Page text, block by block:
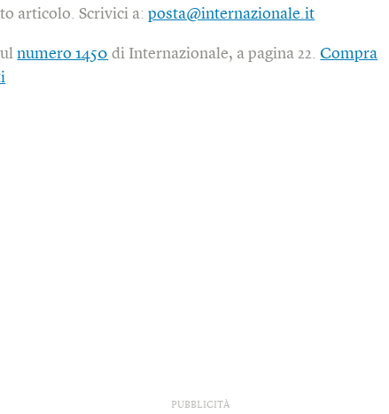
articolo. Scrivici a:posta@internazionale.it
numero 1450 di Internazionale, a pagina 22.Compra
PUBBLICITÀ